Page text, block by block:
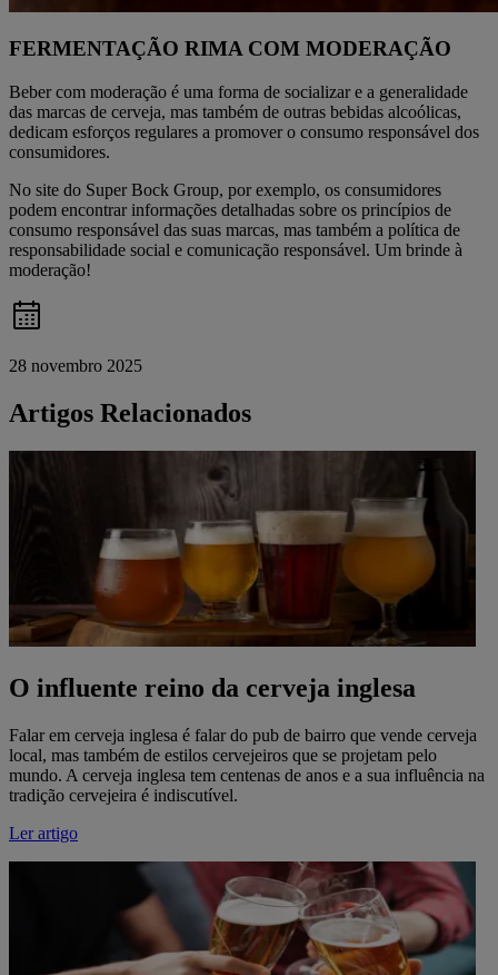
FERMENTAÇÃO RIMA COM MODERAÇÃO
Beber com moderação é uma forma de socializar e a generalidade
das marcas de cerveja, mas também de outras bebidas alcoólicas,
dedicam esforços regulares a promover o consumo responsável dos
consumidores.
No site do Super Bock Group, por exemplo, os consumidores
podem encontrar informações detalhadas sobre os princípios de
consumo responsável das suas marcas, mas também a política de
responsabilidade social e comunicação responsável. Um brinde à
moderação!
28 novembro 2025
Artigos Relacionados
O influente reino da cerveja inglesa
Falar em cerveja inglesa é falar do pub de bairro que vende cerveja
local, mas também de estilos cervejeiros que se projetam pelo
mundo. A cerveja inglesa tem centenas de anos e a sua influência na
tradição cervejeira é indiscutível.
Ler artigo